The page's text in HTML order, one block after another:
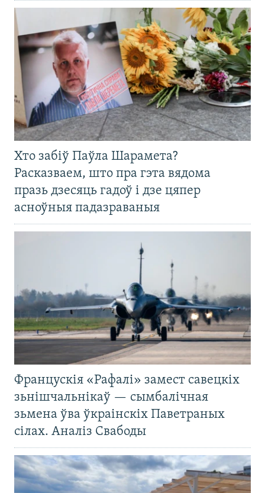
Хто забіў Паўла Шарамета?
Расказваем, што пра гэта вядома
празь дзесяць гадоў і дзе цяпер
асноўныя падазраваныя
Францускія «Рафалі» замест савецкіх
зьнішчальнікаў — сымбалічная
зьмена ўва ўкраінскіх Паветраных
сілах. Аналіз Свабоды